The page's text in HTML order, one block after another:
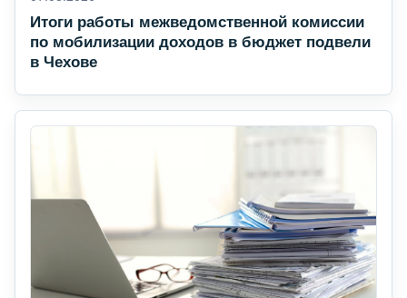
Итоги работы межведомственной комиссии
по мобилизации доходов в бюджет подвели
в Чехове